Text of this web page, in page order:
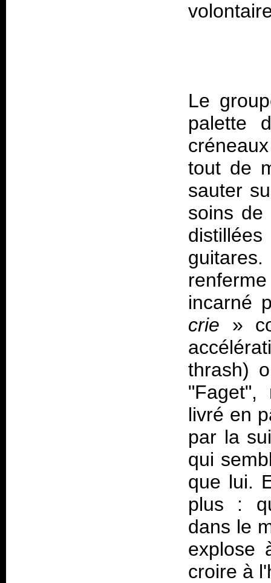
Le
palette
tout de
sauter
soins de
incarné
crie »
thrash)
"Faget",
livré en
par la
qui
que lui.
plus :
dans le
explose
croire à